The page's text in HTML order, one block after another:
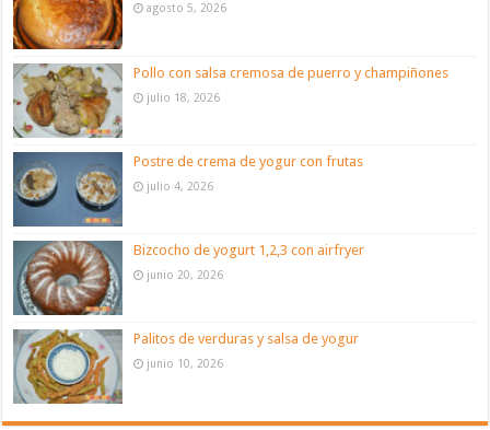
agosto 5, 2026
Pollo con salsa cremosa de puerro y champiñones
julio 18, 2026
Postre de crema de yogur con frutas
julio 4, 2026
Bizcocho de yogurt 1,2,3 con airfryer
junio 20, 2026
Palitos de verduras y salsa de yogur
junio 10, 2026